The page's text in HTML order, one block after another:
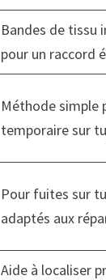
Bandes de tissu
pour un raccord
Méthode simple
temporaire sur
Pour fuites sur
adaptés aux
Aide à localiser